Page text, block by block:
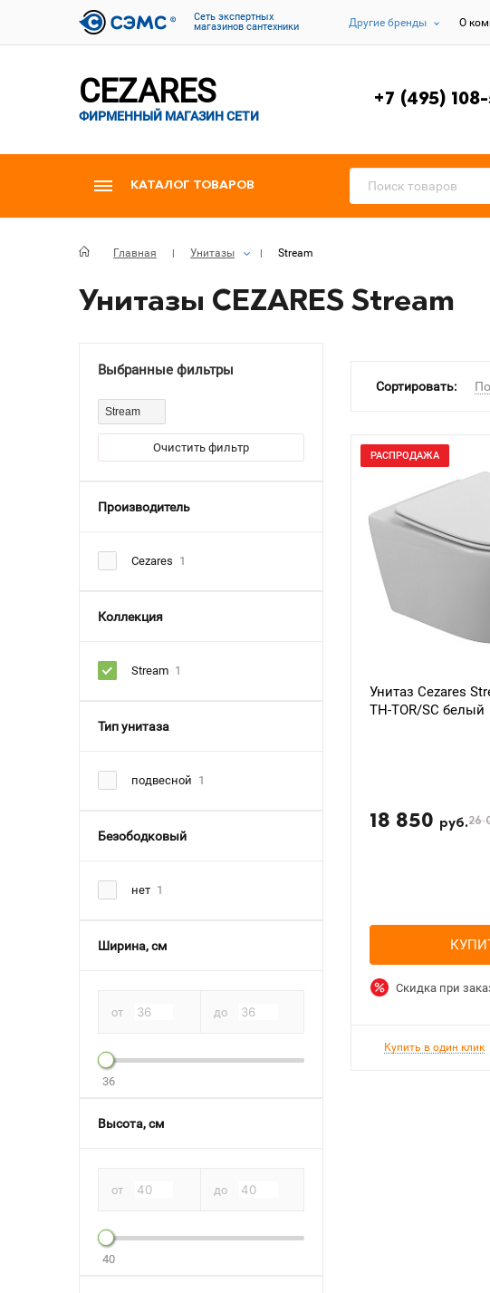
Cеть экспертных
магазинов сантехники
Другие бренды О
CEZARES
ФИРМЕННЫЙ МАГАЗИН СЕТИ
+7 (495)
КАТАЛОГ ТОВАРОВ
Главная Унитазы Stream
Унитазы CEZARES Stream
Выбранные фильтры
Stream
Очистить фильтр
Производитель
Cezares 1
Коллекция
Stream 1
Тип унитаза
подвесной 1
Безободковый
нет 1
Ширина, см
от до
36
Высота, см
от до
40
Сортировать:
РАСПРОДАЖА
Унитаз Cezares
TH-TOR/SC белый
18 850 руб.26
Скидка при
Купить в один клик